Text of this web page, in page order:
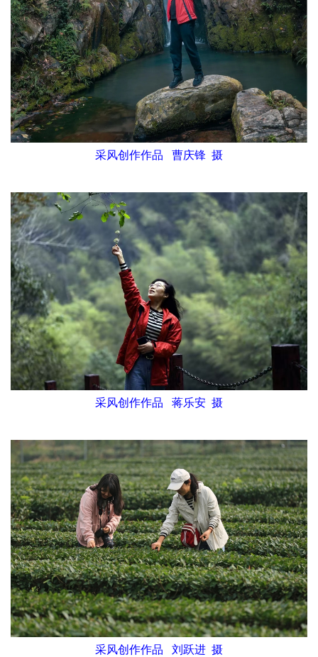
采风创作作品 曹庆锋 摄
采风创作作品 蒋乐安 摄
采风创作作品 刘跃进 摄